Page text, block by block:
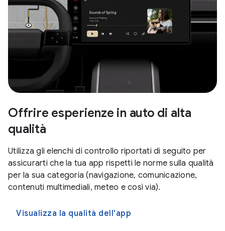
Offrire esperienze in auto di alta
qualità
Utilizza gli elenchi di controllo riportati di seguito per
assicurarti che la tua app rispetti le norme sulla qualità
per la sua categoria (navigazione, comunicazione,
contenuti multimediali, meteo e così via).
Visualizza la qualità dell'app